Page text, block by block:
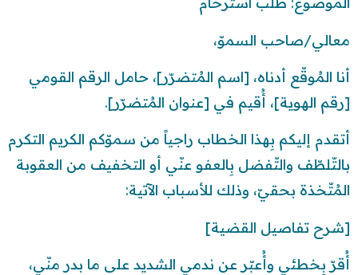
معالي/صاحب السموّ،
أنا المُوقّع أدناه، [اسم المُتضرّر]، حامل الرقم القومي
[رقم الهوية]، أُقيم في [عنوان المُتضرّر].
أتقدم إليكم بِهذا الخطاب راجياً من سموّكم الكريم التكرم
بالتّلطّف والتّفضل بِالعفو عنّي أو التخفيف من العقوبة
المُتّخذة بحقيّ، وذلك للأسباب الآتية:
[شرح تفاصيل القضية]
أُقرّ بِخطئي وأُعبّر عن ندمي الشديد على ما بدر منّي،